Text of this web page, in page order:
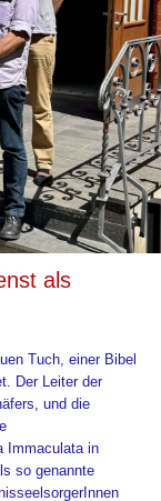
als
Tuch, einer Bibel
Der Leiter der
und die
Immaculata in
so genannte